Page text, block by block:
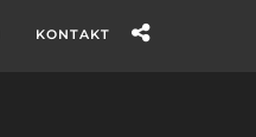
KONTAKT